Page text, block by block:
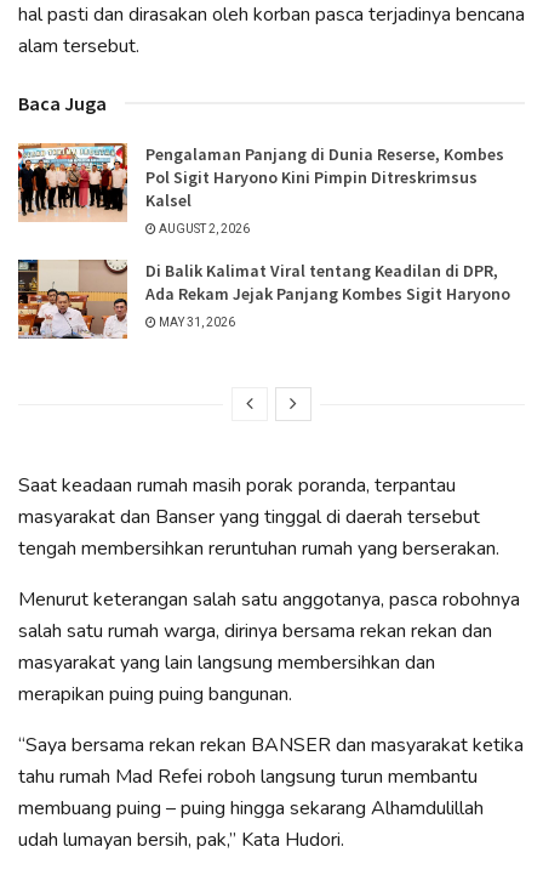
hal pasti dan dirasakan oleh korban pasca terjadinya bencana
alam tersebut.
Baca Juga
Pengalaman Panjang di Dunia Reserse, Kombes
Pol Sigit Haryono Kini Pimpin Ditreskrimsus
Kalsel
AUGUST 2, 2026
Di Balik Kalimat Viral tentang Keadilan di DPR,
Ada Rekam Jejak Panjang Kombes Sigit Haryono
MAY 31, 2026
Saat keadaan rumah masih porak poranda, terpantau
masyarakat dan Banser yang tinggal di daerah tersebut
tengah membersihkan reruntuhan rumah yang berserakan.
Menurut keterangan salah satu anggotanya, pasca robohnya
salah satu rumah warga, dirinya bersama rekan rekan dan
masyarakat yang lain langsung membersihkan dan
merapikan puing puing bangunan.
“Saya bersama rekan rekan BANSER dan masyarakat ketika
tahu rumah Mad Refei roboh langsung turun membantu
membuang puing – puing hingga sekarang Alhamdulillah
udah lumayan bersih, pak,” Kata Hudori.